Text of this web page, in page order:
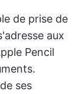
de prise de
aux
Pencil
ses